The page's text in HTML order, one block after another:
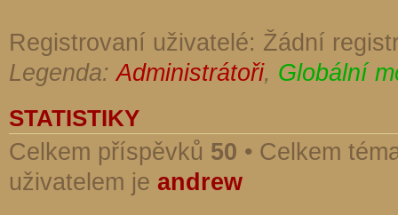
Registrovaní uživatelé: Žádní
Legenda:Administrátoři, Globální
STATISTIKY
Celkem příspěvků 50 • Celkem
uživatelem je andrew